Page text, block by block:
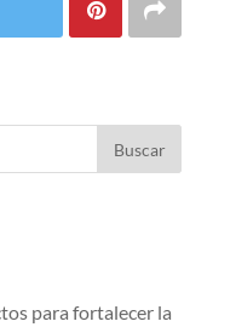
Buscar
para fortalecer la